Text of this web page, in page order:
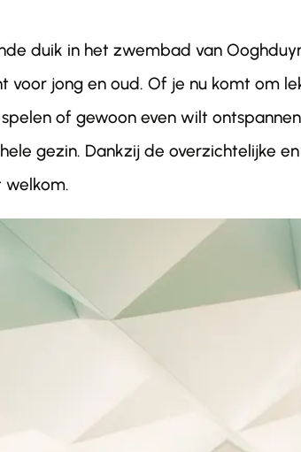
duik in het zwembad van
voor jong en oud. Of je nu komt om
of gewoon even wilt
gezin. Dankzij de overzichtelijke
welkom.